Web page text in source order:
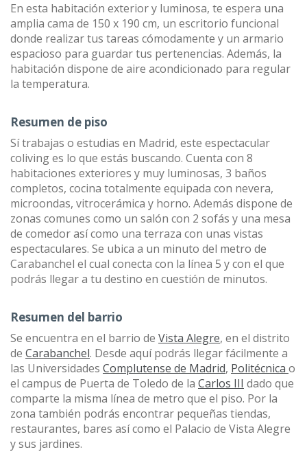
En esta habitación exterior y luminosa, te espera una
amplia cama de 150 x 190 cm, un escritorio funcional
donde realizar tus tareas cómodamente y un armario
espacioso para guardar tus pertenencias. Además, la
habitación dispone de aire acondicionado para regular
la temperatura.
Resumen de piso
Sí trabajas o estudias en Madrid, este espectacular
coliving es lo que estás buscando. Cuenta con 8
habitaciones exteriores y muy luminosas, 3 baños
completos, cocina totalmente equipada con nevera,
microondas, vitrocerámica y horno. Además dispone de
zonas comunes como un salón con 2 sofás y una mesa
de comedor así como una terraza con unas vistas
espectaculares. Se ubica a un minuto del metro de
Carabanchel el cual conecta con la línea 5 y con el que
podrás llegar a tu destino en cuestión de minutos.
Resumen del barrio
Se encuentra en el barrio de Vista Alegre, en el distrito
de Carabanchel. Desde aquí podrás llegar fácilmente a
las Universidades Complutense de Madrid, Politécnica o
el campus de Puerta de Toledo de la Carlos III dado que
comparte la misma línea de metro que el piso. Por la
zona también podrás encontrar pequeñas tiendas,
restaurantes, bares así como el Palacio de Vista Alegre
y sus jardines.